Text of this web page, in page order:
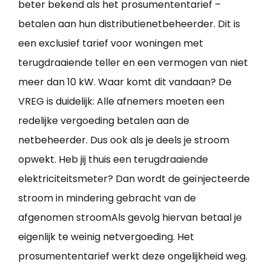
beter bekend als het prosumententarief –
betalen aan hun distributienetbeheerder. Dit is
een exclusief tarief voor woningen met
terugdraaiende teller en een vermogen van niet
meer dan 10 kW. Waar komt dit vandaan? De
VREG is duidelijk: Alle afnemers moeten een
redelijke vergoeding betalen aan de
netbeheerder. Dus ook als je deels je stroom
opwekt. Heb jij thuis een terugdraaiende
elektriciteitsmeter? Dan wordt de geïnjecteerde
stroom in mindering gebracht van de
afgenomen stroomAls gevolg hiervan betaal je
eigenlijk te weinig netvergoeding. Het
prosumententarief werkt deze ongelijkheid weg.